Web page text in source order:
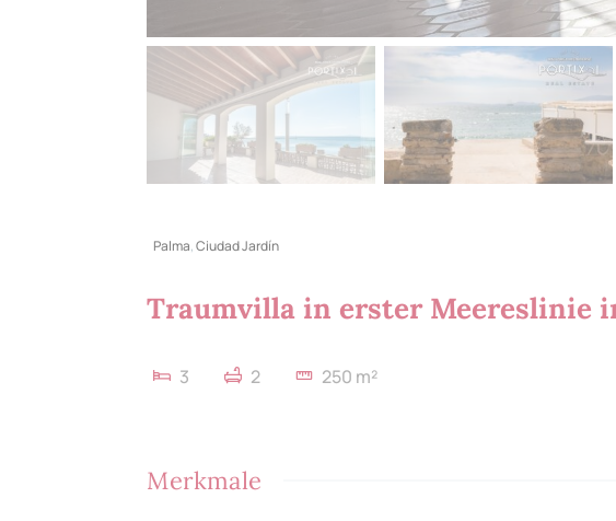
Palma,Ciudad Jardín
Traumvilla in erster Meereslinie
3 2 250 m²
Merkmale